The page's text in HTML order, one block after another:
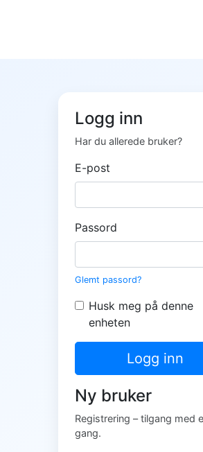
Logg inn
Har du allerede bruker?
E-post
Passord
Glemt passord?
Husk meg på denne
enheten
Logg inn
Ny bruker
Registrering – tilgang med
gang.